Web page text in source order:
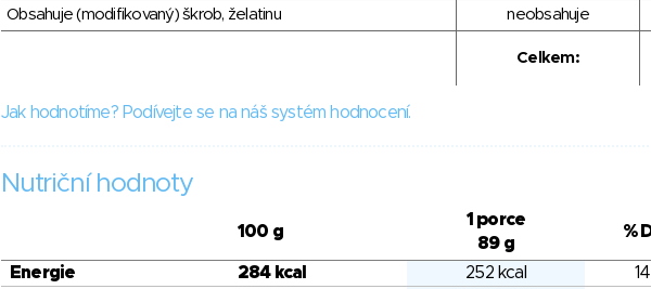
Obsahuje (modifikovaný) škrob, želatinu
neobsahuje
Celkem:
Jak hodnotíme? Podívejte se na náš systém hodnocení.
Nutriční hodnoty
100 g
1 porce
89 g
%
Energie 284 kcal 252 kcal